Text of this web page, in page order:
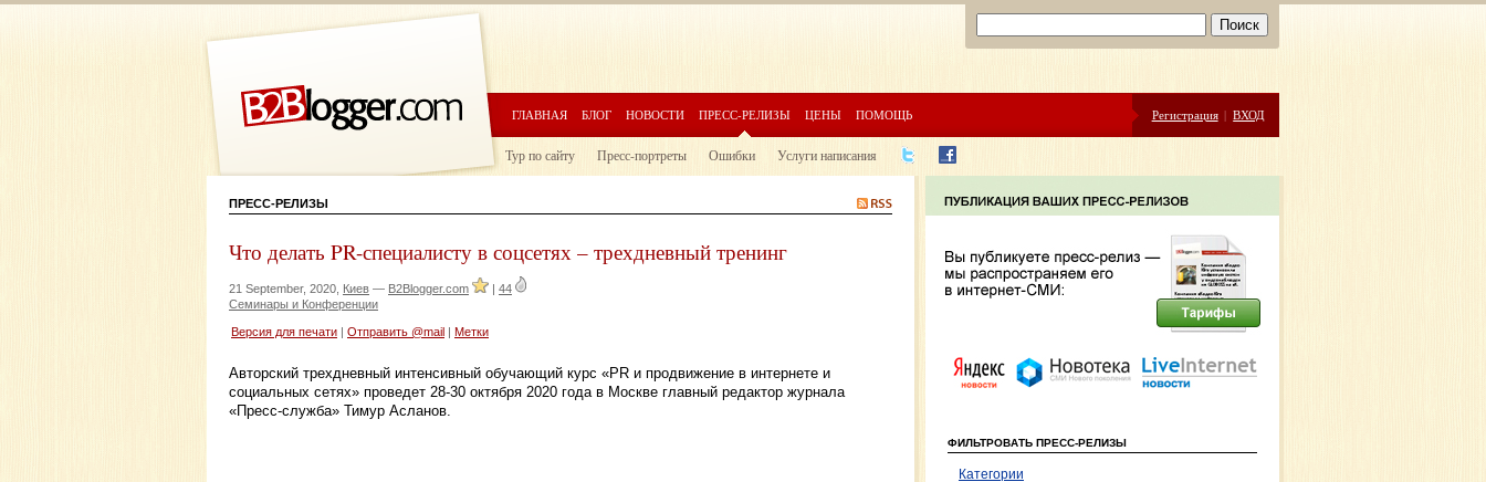
ГЛАВНАЯ БЛОГ НОВОСТИ ПРЕСС-РЕЛИЗЫ ЦЕНЫ ПОМОЩЬ Регистрация | ВХОД
Тур по сайту Пресс-портреты Ошибки Услуги написания
ПРЕСС-РЕЛИЗЫ
Что делать PR-специалисту в соцсетях – трехдневный тренинг
21 September, 2020, Киев — B2Blogger.com | 44
Семинары и Конференции
Версия для печати Отправить @mail Метки
Авторский трехдневный интенсивный обучающий курс «PR и продвижение в интернете и
социальных сетях» проведет 28-30 октября 2020 года в Москве главный редактор журнала
«Пресс-служба» Тимур Асланов.
ФИЛЬТРОВАТЬ ПРЕСС-РЕЛИЗЫ
Категории